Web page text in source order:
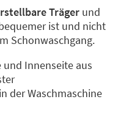
Träger und
ist und nicht
Schonwaschgang.
Innenseite aus
der Waschmaschine